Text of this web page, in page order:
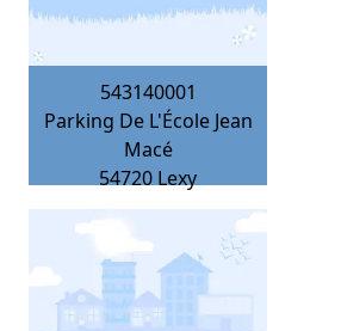
543140001
Parking De L'École Jean
Macé
54720 Lexy